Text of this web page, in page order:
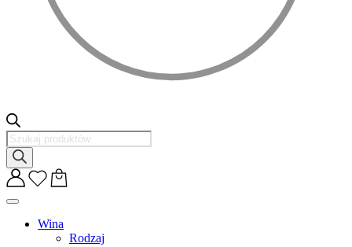
Wyszukiwarka
produktów
Wina
Rodzaj